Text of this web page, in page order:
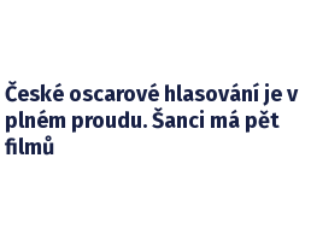
České oscarové hlasování je v
plném proudu. Šanci má pět
filmů